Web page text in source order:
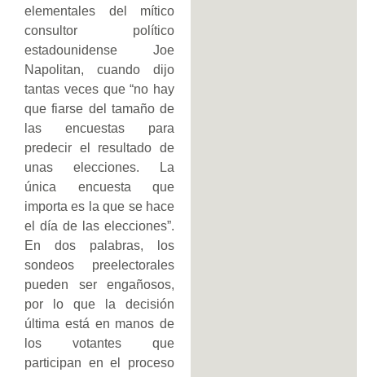
elementales del mítico
consultor político
estadounidense Joe
Napolitan, cuando dijo
tantas veces que “no hay
que fiarse del tamaño de
las encuestas para
predecir el resultado de
unas elecciones. La
única encuesta que
importa es la que se hace
el día de las elecciones”.
En dos palabras, los
sondeos preelectorales
pueden ser engañosos,
por lo que la decisión
última está en manos de
los votantes que
participan en el proceso